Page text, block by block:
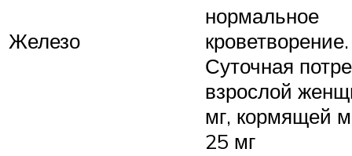
Железо
нормальное
кроветворение.
Суточная
взрослой
мг, кормящей
25 мг